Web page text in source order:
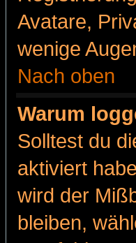
Avatare,
wenige
Nach oben
Warum
Solltest du
aktiviert
wird der
bleiben,